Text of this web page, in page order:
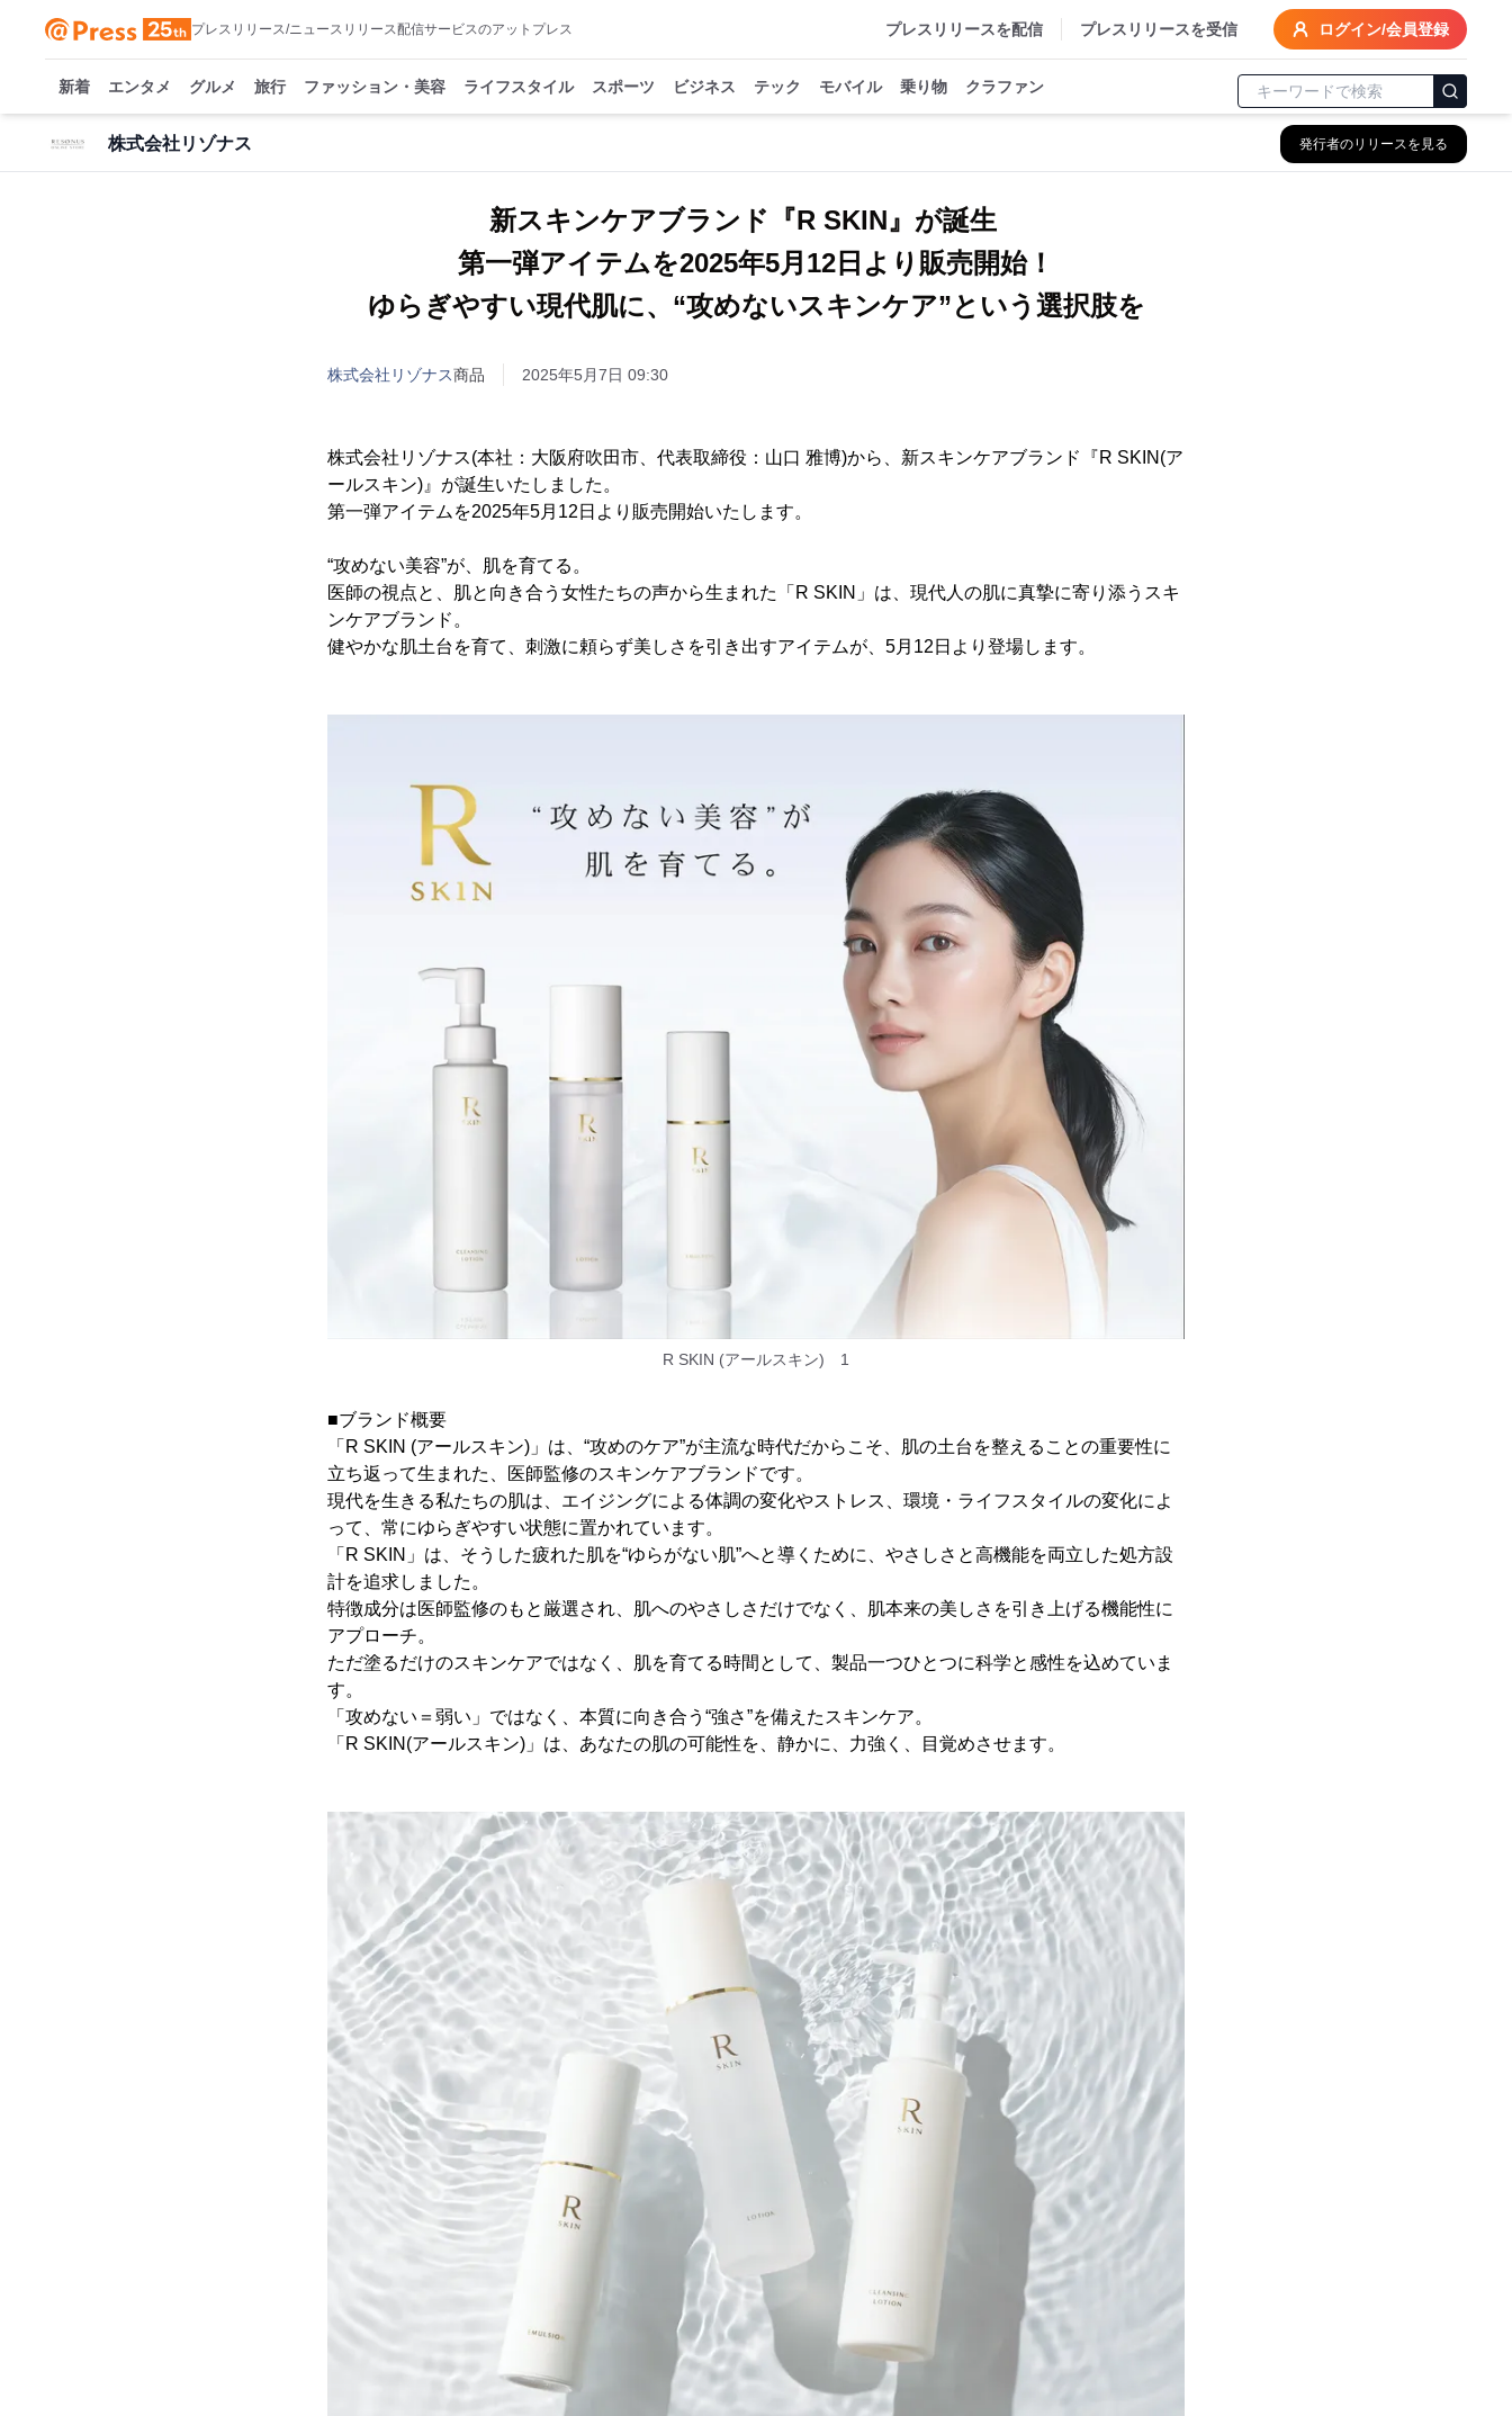
プレスリリース/ニュースリリース配信サービスのアットプレス プレスリリースを配信 プレスリリースを受信 ログイン/会員登録
新着 エンタメ グルメ 旅行 ファッション・美容 ライフスタイル スポーツ ビジネス テック モバイル 乗り物 クラファン
株式会社リゾナス 発行者のリリースを見る
新スキンケアブランド『R SKIN』が誕生
第一弾アイテムを2025年5月12日より販売開始！
ゆらぎやすい現代肌に、“攻めないスキンケア”という選択肢を
株式会社リゾナス商品 2025年5月7日 09:30
株式会社リゾナス(本社：大阪府吹田市、代表取締役：山口 雅博)から、新スキンケアブランド『R SKIN(ア
ールスキン)』が誕生いたしました。
第一弾アイテムを2025年5月12日より販売開始いたします。
“攻めない美容”が、肌を育てる。
医師の視点と、肌と向き合う女性たちの声から生まれた「R SKIN」は、現代人の肌に真摯に寄り添うスキ
ンケアブランド。
健やかな肌土台を育て、刺激に頼らず美しさを引き出すアイテムが、5月12日より登場します。
R SKIN (アールスキン) 1
■ブランド概要
「R SKIN (アールスキン)」は、“攻めのケア”が主流な時代だからこそ、肌の土台を整えることの重要性に
立ち返って生まれた、医師監修のスキンケアブランドです。
現代を生きる私たちの肌は、エイジングによる体調の変化やストレス、環境・ライフスタイルの変化によ
って、常にゆらぎやすい状態に置かれています。
「R SKIN」は、そうした疲れた肌を“ゆらがない肌”へと導くために、やさしさと高機能を両立した処方設
計を追求しました。
特徴成分は医師監修のもと厳選され、肌へのやさしさだけでなく、肌本来の美しさを引き上げる機能性に
アプローチ。
ただ塗るだけのスキンケアではなく、肌を育てる時間として、製品一つひとつに科学と感性を込めていま
す。
「攻めない＝弱い」ではなく、本質に向き合う“強さ”を備えたスキンケア。
「R SKIN(アールスキン)」は、あなたの肌の可能性を、静かに、力強く、目覚めさせます。